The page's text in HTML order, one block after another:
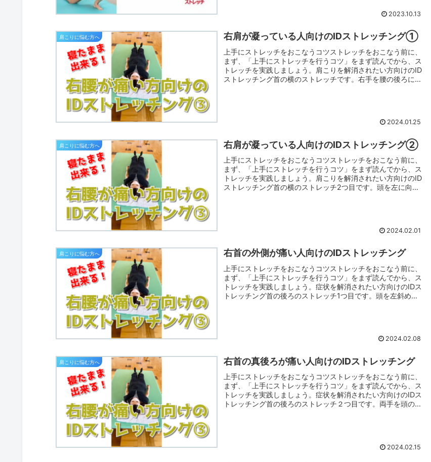
2023.10.13
肩こりに悩む方へ 右肩が凝っている人向けのIDストレッチング①
上手にストレッチをおこなうコツストレッチをおこなう前に、
まず、「上手にストレッチを行うコツ」をまず読んでから、ス
トレッチを実践しましょう。肩こりを解消されたい方向けのID
ストレッチング首の横のストレッチです。右手を腰の後ろに移
2024.01.25
肩こりに悩む方へ 右肩が凝っている人向けのIDストレッチング②
上手にストレッチをおこなうコツストレッチをおこなう前に、
まず、「上手にストレッチを行うコツ」をまず読んでから、ス
トレッチを実践しましょう。肩こりを解消されたい方向けのID
ストレッチング首の横のストレッチ2つ目です。頭を左に向け
2024.02.01
肩こりに悩む方へ 右首の外側が痛い人向けのIDストレッチング
上手にストレッチをおこなうコツストレッチをおこなう前に、
まず、「上手にストレッチを行うコツ」をまず読んでから、ス
トレッチを実践しましょう。症状を解消されたい方向けのIDス
トレッチング首の後ろのストレッチ1つ目です。頭を左斜めに
2024.02.08
肩こりに悩む方へ 右首の真後ろが痛い人向けのIDストレッチング
上手にストレッチをおこなうコツストレッチをおこなう前に、
まず、「上手にストレッチを行うコツ」をまず読んでから、ス
トレッチを実践しましょう。症状を解消されたい方向けのIDス
トレッチング首の後ろのストレッチ２つ目です。両手を頭の後
2024.02.15